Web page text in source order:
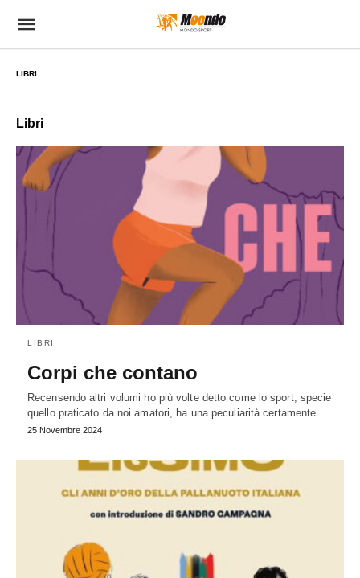
LIBRI
Libri
LIBRI
Corpi che contano
Recensendo altri volumi ho più volte detto come lo sport, specie
quello praticato da noi amatori, ha una peculiarità certamente…
25 Novembre 2024